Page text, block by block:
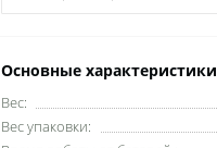
Основные характеристики
Вес:
Вес упаковки: